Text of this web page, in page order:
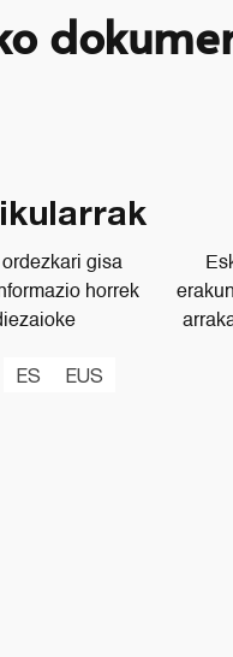
gisa
horrek
ES EUS